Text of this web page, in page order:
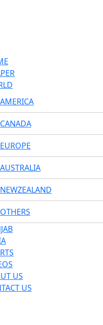
AMERICA
CANADA
EUROPE
AUSTRALIA
NEWZEALAND
OTHERS
US
US